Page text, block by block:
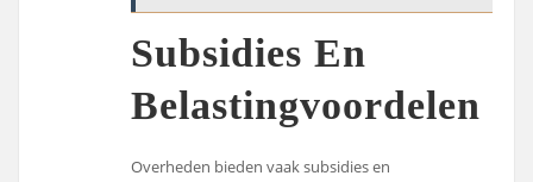
Subsidies En
Belastingvoordelen
Overheden bieden vaak subsidies en